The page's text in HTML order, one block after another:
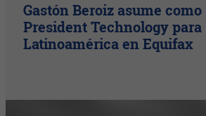
Gastón Beroiz asume como
President Technology para
Latinoamérica en Equifax